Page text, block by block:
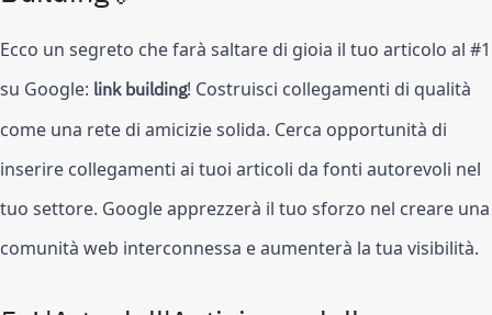
Ecco un segreto che farà saltare di gioia il tuo articolo al #1
su Google: link building! Costruisci collegamenti di qualità
come una rete di amicizie solida. Cerca opportunità di
inserire collegamenti ai tuoi articoli da fonti autorevoli nel
tuo settore. Google apprezzerà il tuo sforzo nel creare una
comunità web interconnessa e aumenterà la tua visibilità.